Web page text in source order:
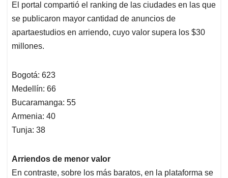
El portal compartió el ranking de las ciudades en las que
se publicaron mayor cantidad de anuncios de
apartaestudios en arriendo, cuyo valor supera los $30
millones.
Bogotá: 623
Medellín: 66
Bucaramanga: 55
Armenia: 40
Tunja: 38
Arriendos de menor valor
En contraste, sobre los más baratos, en la plataforma se